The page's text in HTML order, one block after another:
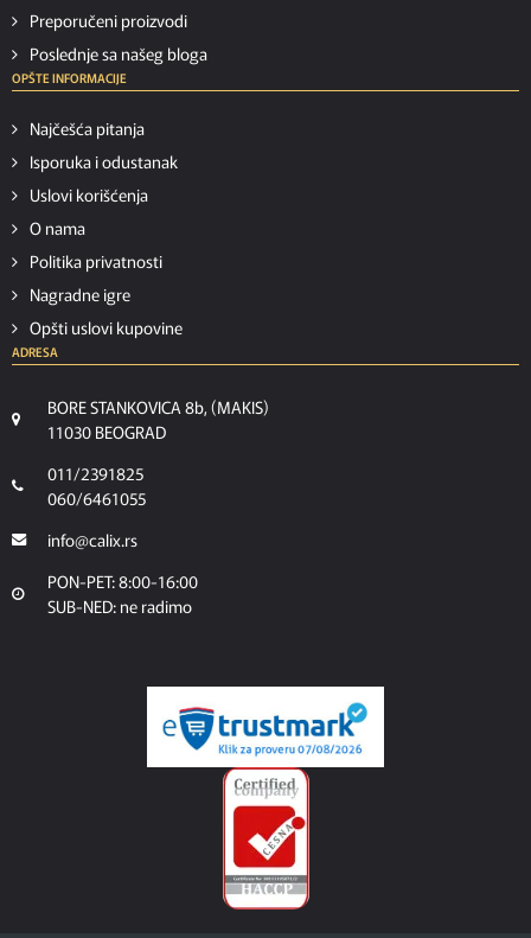
Preporučeni proizvodi
Poslednje sa našeg bloga
OPŠTE INFORMACIJE
Najčešća pitanja
Isporuka i odustanak
Uslovi korišćenja
O nama
Politika privatnosti
Nagradne igre
Opšti uslovi kupovine
ADRESA
BORE STANKOVICA 8b, (MAKIS)
11030 BEOGRAD
011/2391825
060/6461055
info@calix.rs
PON-PET: 8:00-16:00
SUB-NED: ne radimo